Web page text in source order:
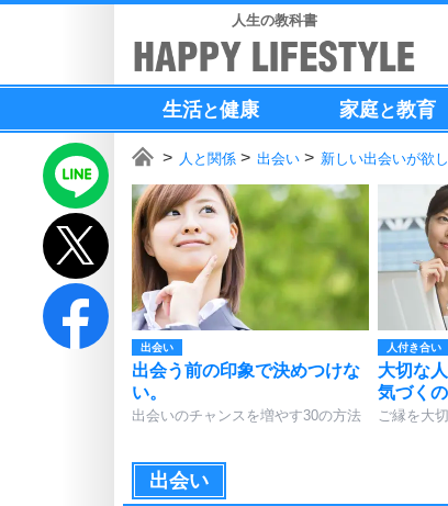
人生の教科書
生活と健康 家庭と教育
人と関係 出会い 新しい出会いが欲
出会い
出会う前の印象で決めつけな
い。
出会いのチャンスを増やす30の方法
人付き合い
大切な
気づく
ご縁を大
出会い